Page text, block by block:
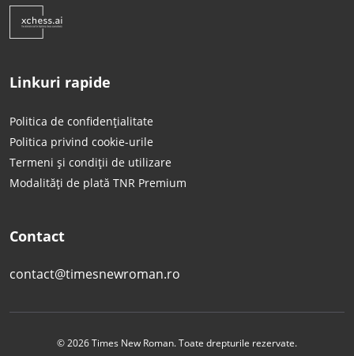
Linkuri rapide
Politica de confidențialitate
Politica privind cookie-urile
Termeni și condiții de utilizare
Modalități de plată TNR Premium
Contact
contact@timesnewroman.ro
© 2026 Times New Roman. Toate drepturile rezervate.